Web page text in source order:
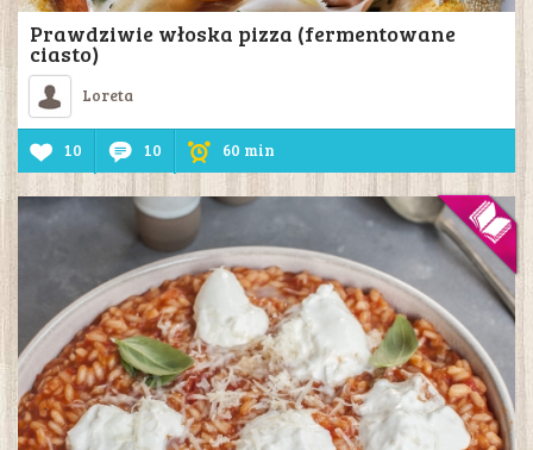
Prawdziwie włoska pizza (fermentowane
ciasto)
Loreta
10 10 60 min